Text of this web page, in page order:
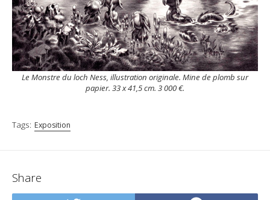
Le Monstre du loch Ness, illustration originale. Mine de plomb sur
papier. 33 x 41,5 cm. 3 000 €.
Tags: Exposition
Share